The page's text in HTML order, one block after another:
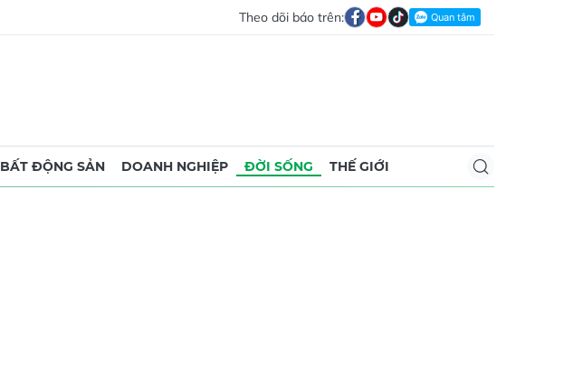
Theo dõi báo trên:
BẤT ĐỘNG SẢN DOANH NGHIỆP ĐỜI SỐNG THẾ GIỚI